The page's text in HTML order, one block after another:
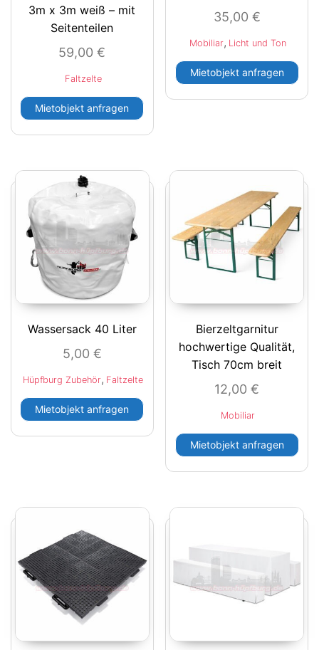
3m x 3m weiß – mit
Seitenteilen
59,00€
Faltzelte
Mietobjekt anfragen
35,00 €
Mobiliar, Licht und Ton
Mietobjekt anfragen
Wassersack 40 Liter
5,00 €
Hüpfburg Zubehör, Faltzelte
Mietobjekt anfragen
Bierzeltgarnitur
hochwertige Qualität,
Tisch 70cm breit
12,00€
Mobiliar
Mietobjekt anfragen